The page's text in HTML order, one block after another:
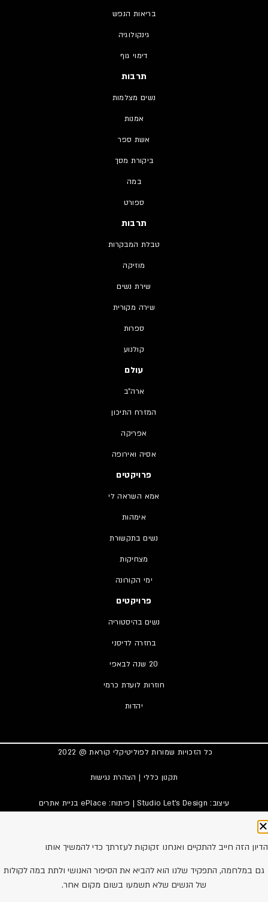
בריאות הנפש
גינקולוגיה
דימוי גוף
תרבות
נשים מצלמות
אמנות
אשת ספר
ביקורת מסך
במה
ספורט
תרבות
טבלת המבקרות
מוזיקה
שירת נשים
שירה מקורית
ספרות
קולנוע
עולם
ארה"ב
המזרח התיכון
אפריקה
אסיה ואירופה
פרויקטים
אמא השראה לי
אימהות
נשים בתקשורת
מצחיקות
ימי הקורונה
פרויקטים
נשים בהיסטוריה
בחזרה לדיסני
20 שנה לבאפי
חוזרות לועדת כרמי
יהדות
כל הזכויות שמורות לפוליטיקלי קוראת @ 2022
תקנון כללי | הצהרת נגישות
עיצוב: Studio Let's Design| פיתוח: ePlace בניית אתרים
הדיון הזה חייב להתקיים ואנחנו זקוקות לעזרתך כדי להמשיך אותו
גם במלחמה, התפקיד שלנו הוא להביא את הסיפור האנושי ולתת במה לקולות
של הנשים שלא תשמעו בשום מקום אחר.